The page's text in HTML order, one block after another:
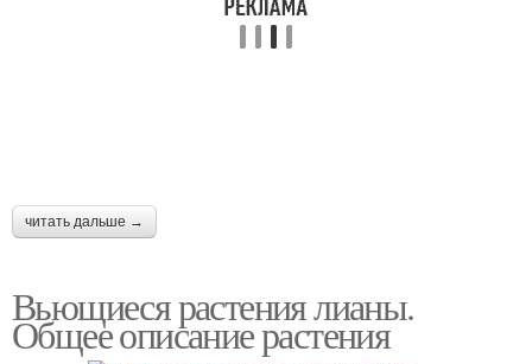
читать дальше →
Вьющиеся растения лианы.
Общее описание растения